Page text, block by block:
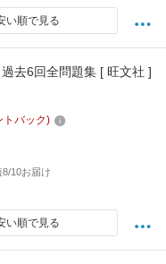
い順で見る
去6回全問題集 [ 旺文社 ]
トバック)
10お届け
い順で見る